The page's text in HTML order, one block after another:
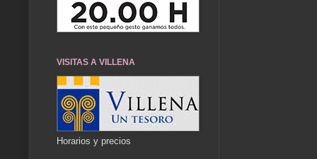
VISITAS A VILLENA
Horarios y precios